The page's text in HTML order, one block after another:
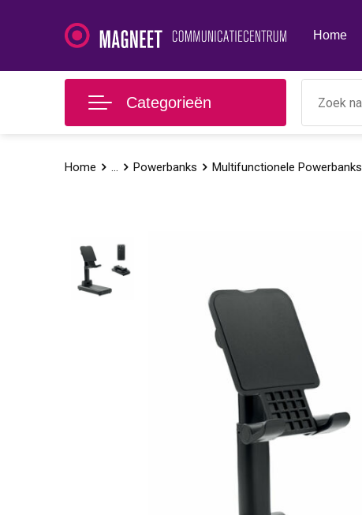
Home
Categorieën
Home ... Powerbanks Multifunctionele Powerbanks